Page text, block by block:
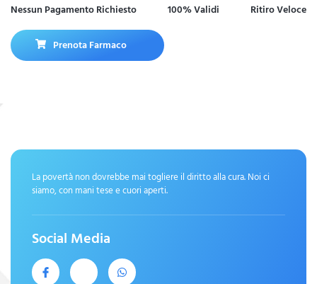
Nessun Pagamento Richiesto 100% Validi Ritiro Veloce
Prenota Farmaco
La povertà non dovrebbe mai togliere il diritto alla cura. Noi ci
siamo, con mani tese e cuori aperti.
Social Media